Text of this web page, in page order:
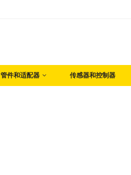
管件和适配器 传感器和控制器